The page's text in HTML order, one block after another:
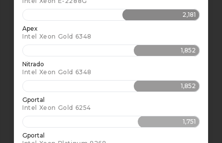
2,181
Apex
Intel Xeon Gold 6348
1,852
Nitrado
Intel Xeon Gold 6348
1,852
Gportal
Intel Xeon Gold 6254
1,751
Gportal